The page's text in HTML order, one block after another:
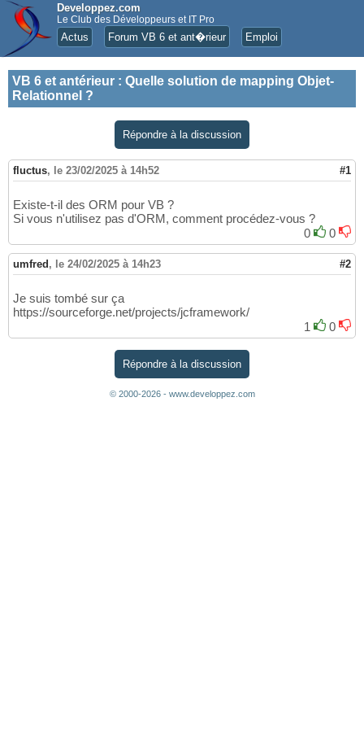
Developpez.com
Le Club des Développeurs et IT Pro
Actus Forum VB 6 et ant�rieur Emploi
VB 6 et antérieur : Quelle solution de mapping Objet-
Relationnel ?
Répondre à la discussion
fluctus, le 23/02/2025 à 14h52 #1
Existe-t-il des ORM pour VB ?
Si vous n'utilisez pas d'ORM, comment procédez-vous ?
0
0
umfred , le 24/02/2025 à 14h23 #2
Je suis tombé sur ça
https://sourceforge.net/projects/jcframework/
1
0
Répondre à la discussion
© 2000-2026 - www.developpez.com